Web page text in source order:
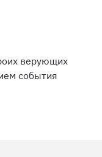
верующих
события